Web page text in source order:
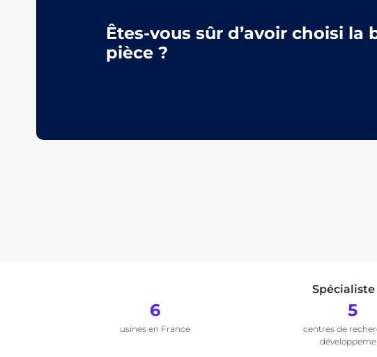
Êtes-vous sûr d’avoir choisi la
pièce ?
6
usines en France
5
centres de